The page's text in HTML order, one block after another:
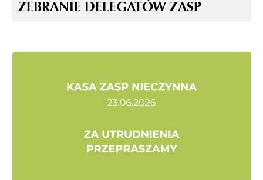
ZEBRANIE DELEGATÓW ZASP